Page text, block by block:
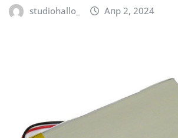
studiohallo_ Апр 2, 2024